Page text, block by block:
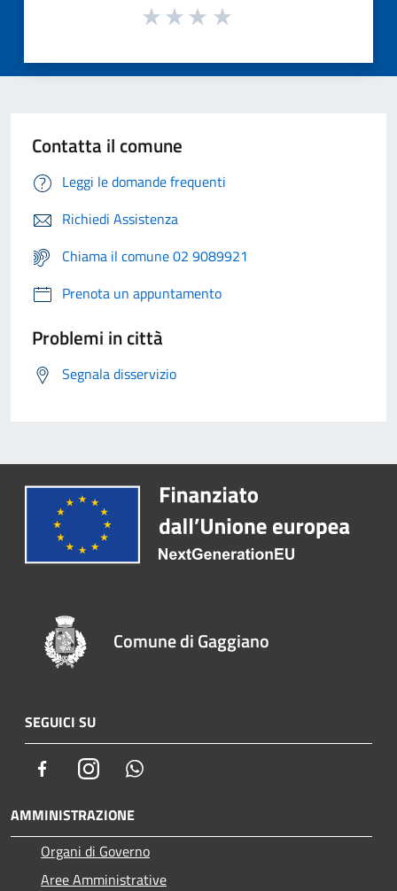
Contatta il comune
Leggi le domande frequenti
Richiedi Assistenza
Chiama il comune 02 9089921
Prenota un appuntamento
Problemi in città
Segnala disservizio
Comune di Gaggiano
SEGUICI SU
FacebookInstagram
AMMINISTRAZIONE
Organi di Governo
Aree Amministrative